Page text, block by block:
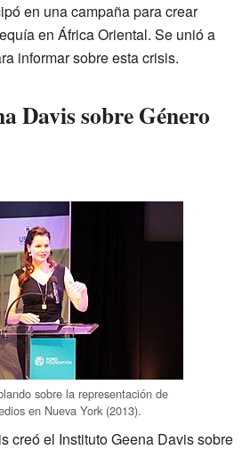
en una campaña para crear
en África Oriental. Se unió a
informar sobre esta crisis.
Davis sobre Género
sobre la representación de
en Nueva York (2013).
creó el Instituto Geena Davis sobre